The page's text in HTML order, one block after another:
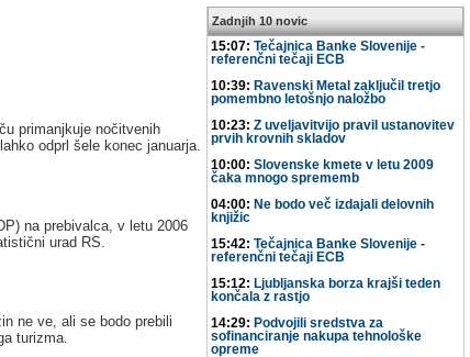
primanjkuje nočitvenih
odprl šele konec januarja.
na prebivalca, v letu 2006
urad RS.
ne ve, ali se bodo prebili
turizma.
Zadnjih 10 novic
15:07: Tečajnica Banke Slovenije -
referenčni tečaji ECB
10:39: Ravenski Metal zaključil tretjo
pomembno letošnjo naložbo
10:23: Z uveljavitvijo pravil ustanovitev
prvih krovnih skladov
10:00: Slovenske kmete v letu 2009
čaka mnogo sprememb
04:00: Ne bodo več izdajali delovnih
knjižic
15:42: Tečajnica Banke Slovenije -
referenčni tečaji ECB
15:12: Ljubljanska borza krajši teden
končala z rastjo
14:29: Podvojili sredstva za
sofinanciranje nakupa tehnološke
opreme